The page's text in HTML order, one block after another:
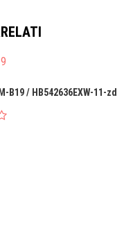
B19 / HB542636EXW-11-zd